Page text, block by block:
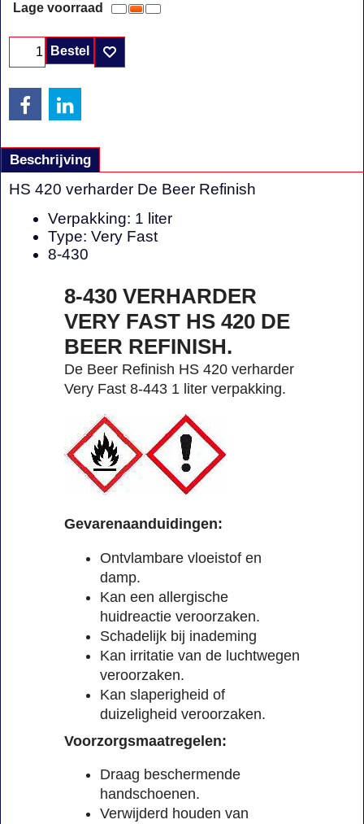
Lage voorraad
Bestel
Beschrijving
HS 420 verharder De Beer Refinish
Verpakking: 1 liter
Type: Very Fast
8-430
8-430 VERHARDER
VERY FAST HS 420 DE
BEER REFINISH.
De Beer Refinish HS 420 verharder
Very Fast 8-443 1 liter verpakking.
Gevarenaanduidingen:
Ontvlambare vloeistof en
damp.
Kan een allergische
huidreactie veroorzaken.
Schadelijk bij inademing
Kan irritatie van de luchtwegen
veroorzaken.
Kan slaperigheid of
duizeligheid veroorzaken.
Voorzorgsmaatregelen:
Draag beschermende
handschoenen.
Verwijderd houden van